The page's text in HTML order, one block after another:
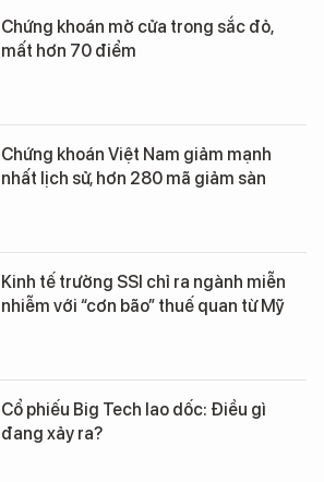
Chứng khoán mở cửa trong sắc đỏ,
mất hơn 70 điểm
Chứng khoán Việt Nam giảm mạnh
nhất lịch sử, hơn 280 mã giảm sàn
Kinh tế trưởng SSI chỉ ra ngành miễn
nhiễm với “cơn bão” thuế quan từ Mỹ
Cổ phiếu Big Tech lao dốc: Điều gì
đang xảy ra?